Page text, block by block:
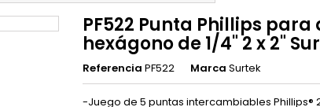
PF522 Punta Phillips
hexágono de 1/4" 2 x 2"
Referencia PF522 Marca Surtek
-Juego de 5 puntas intercambiables Phillips®